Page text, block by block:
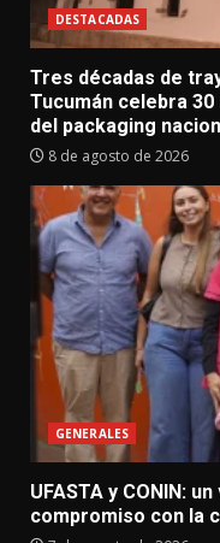
DESTACADAS
Tres décadas de
Tucumán celebra
del packaging
8 de agosto de 2026
GENERALES
UFASTA y CONIN:
compromiso con la